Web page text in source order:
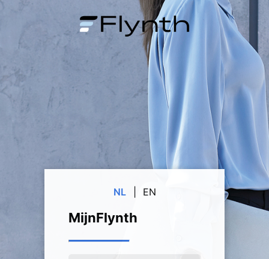
NL EN
MijnFlynth